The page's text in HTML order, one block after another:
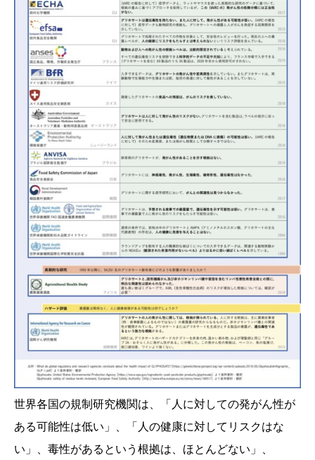
世界各国の規制研究機関は、「人に対しての発がん性が
ある可能性は低い」、「人の健康に対してリスクはな
い」、毒性があるという根拠は、ほとんどない」、